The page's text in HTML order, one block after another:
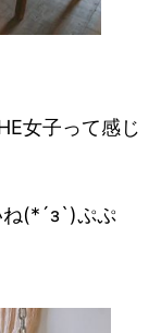
女子って感じ
ね(*´з`)ぷぷ